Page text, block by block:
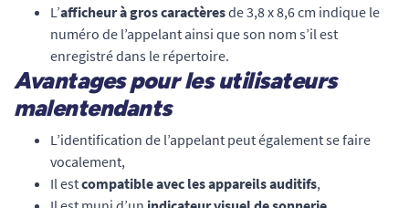
L’afficheur à gros caractèresde 3,8 x 8,6 cm indique le
numéro de l’appelant ainsi que son nom s’il est
enregistré dans le répertoire.
Avantages pour les utilisateurs
malentendants
L’identification de l’appelant peut également se faire
vocalement,
Il estcompatible avec les appareils auditifs,